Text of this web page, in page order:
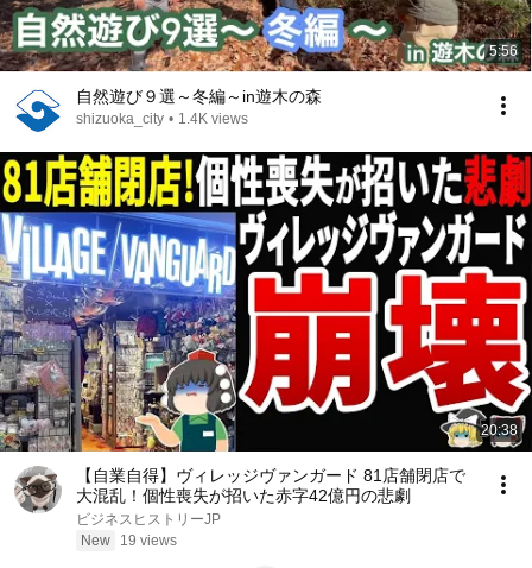
5:56
自然遊び９選～冬編～in遊木の森
shizuoka_city • 1.4K views
20:38
【自業自得】ヴィレッジヴァンガード 81店舗閉店で
大混乱！個性喪失が招いた赤字42億円の悲劇
ビジネスヒストリーJP
New
19 views